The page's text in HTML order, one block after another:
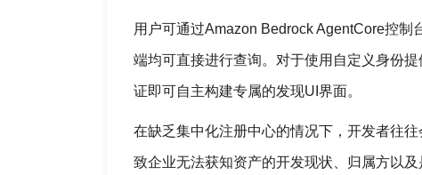
用户可通过Amazon Bedrock AgentCore控
端均可直接进行查询。对于使用自定义身份
证即可自主构建专属的发现UI界面。
在缺乏集中化注册中心的情况下，开发者往
致企业无法获知资产的开发现状、归属方以